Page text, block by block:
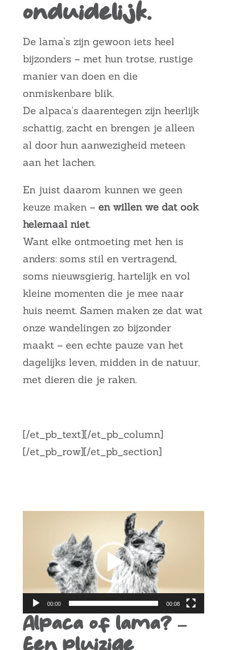
onduidelijk.
De lama’s zijn gewoon iets heel
bijzonders – met hun trotse, rustige
manier van doen en die
onmiskenbare blik.
De alpaca’s daarentegen zijn heerlijk
schattig, zacht en brengen je alleen
al door hun aanwezigheid meteen
aan het lachen.
En juist daarom kunnen we geen
keuze maken – en willen we dat ook
helemaal niet.
Want elke ontmoeting met hen is
anders: soms stil en vertragend,
soms nieuwsgierig, hartelijk en vol
kleine momenten die je mee naar
huis neemt. Samen maken ze dat wat
onze wandelingen zo bijzonder
maakt – een echte pauze van het
dagelijks leven, midden in de natuur,
met dieren die je raken.
[/et_pb_text][/et_pb_column]
[/et_pb_row][/et_pb_section]
00:00 00:08
Alpaca of lama? –
Een pluizige